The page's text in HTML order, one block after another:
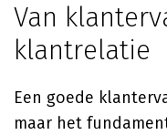
Van
klantrelatie
Een goede
maar het